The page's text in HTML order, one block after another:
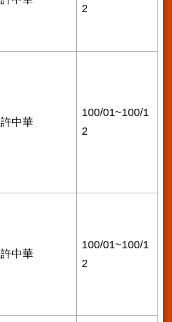
2
許中華
100/01~100/1
2
許中華
100/01~100/1
2